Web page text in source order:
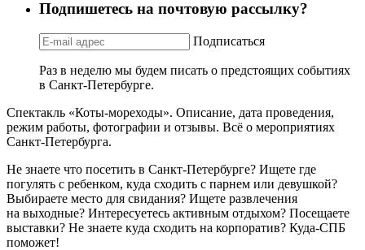
Подпишетесь на почтовую рассылку?
Подписаться
Раз в неделю мы будем писать о предстоящих событиях
в Санкт-Петербурге.
Спектакль «Коты-мореходы». Описание, дата проведения,
режим работы, фотографии и отзывы. Всё о мероприятиях
Санкт-Петербурга.
Не знаете что посетить в Санкт-Петербурге? Ищете где
погулять с ребенком, куда сходить с парнем или девушкой?
Выбираете место для свидания? Ищете развлечения
на выходные? Интересуетесь активным отдыхом? Посещаете
выставки? Не знаете куда сходить на корпоратив? Куда-СПБ
поможет!